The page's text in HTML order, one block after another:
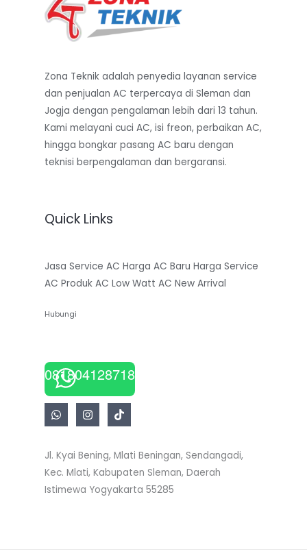
Zona Teknik adalah penyedia layanan service
dan penjualan AC terpercaya di Sleman dan
Jogja dengan pengalaman lebih dari 13 tahun.
Kami melayani cuci AC, isi freon, perbaikan AC,
hingga bongkar pasang AC baru dengan
teknisi berpengalaman dan bergaransi.
Quick Links
Jasa Service AC Harga AC Baru Harga Service
AC Produk AC Low Watt AC New Arrival
Hubungi
081804128718
Jl. Kyai Bening, Mlati Beningan, Sendangadi,
Kec. Mlati, Kabupaten Sleman, Daerah
Istimewa Yogyakarta 55285